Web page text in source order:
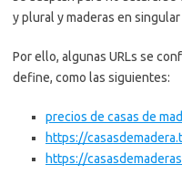
y plural y maderas en
Por ello, algunas URLs se
define, como las siguientes:
precios de casas de
https://
https://